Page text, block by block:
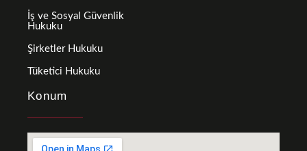
İş ve Sosyal Güvenlik
Hukuku
Şirketler Hukuku
Tüketici Hukuku
Konum